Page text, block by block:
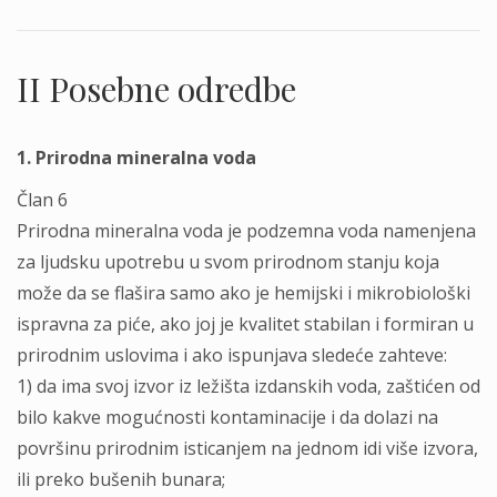
II Posebne odredbe
1. Prirodna mineralna voda
Član 6
Prirodna mineralna voda je podzemna voda namenjena
za ljudsku upotrebu u svom prirodnom stanju koja
može da se flašira samo ako je hemijski i mikrobiološki
ispravna za piće, ako joj je kvalitet stabilan i formiran u
prirodnim uslovima i ako ispunjava sledeće zahteve:
1) da ima svoj izvor iz ležišta izdanskih voda, zaštićen od
bilo kakve mogućnosti kontaminacije i da dolazi na
površinu prirodnim isticanjem na jednom idi više izvora,
ili preko bušenih bunara;